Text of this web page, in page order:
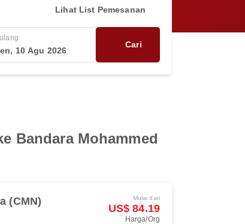
Lihat List Pemesanan
10 Agu 2026
Cari
Bandara Mohammed
(CMN) Mulai dari
US$ 84.19
Harga/Org